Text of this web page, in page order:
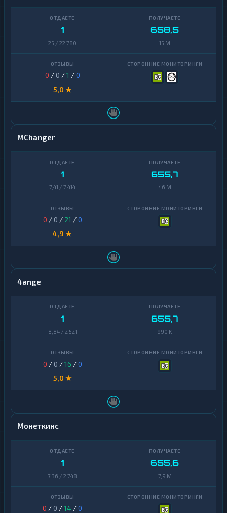
1
25 / 22 780
658,5
15 M
0 / 0 /1 /0
5,0 ★
MChanger
1
7,41 / 7 414
655,7
46 M
0 / 0 / 21 /0
4,9 ★
4ange
1
8,84 / 2 521
655,7
990 K
0 / 0 /16 /0
5,0 ★
Монеткинс
1
7,36 / 2 748
655,6
7,9 M
0 / 0 /14 /0